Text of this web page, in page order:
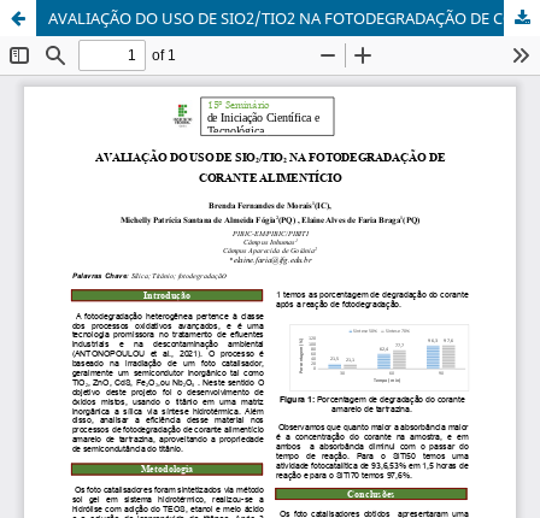
AVALIAÇÃO DO USO DE SIO2/TIO2 NA FOTODEGRADAÇÃO DE CORANTE ALIMENTÍCIO